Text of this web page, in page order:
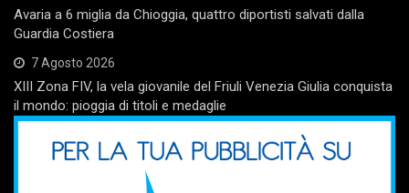
Avaria a 6 miglia da Chioggia, quattro diportisti salvati dalla
Guardia Costiera
7 Agosto 2026
XIII Zona FIV, la vela giovanile del Friuli Venezia Giulia conquista
il mondo: pioggia di titoli e medaglie